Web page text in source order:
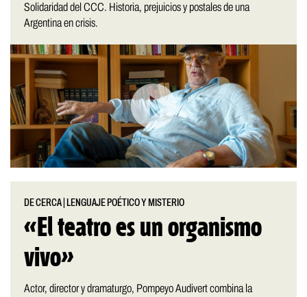
Solidaridad del CCC. Historia, prejuicios y postales de una
Argentina en crisis.
DE CERCA LENGUAJE POÉTICO Y MISTERIO
«El teatro es un organismo
vivo»
Actor, director y dramaturgo, Pompeyo Audivert combina la